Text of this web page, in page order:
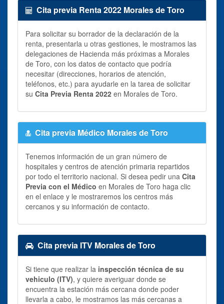
Cita previa Renta 2022 Morales de Toro
Para solicitar su borrador de la declaración de la
renta, presentarla u otras gestiones, le mostramos las
delegaciones de Hacienda más próximas a Morales
de Toro, con los datos de contacto que podría
necesitar (direcciones, horarios de atención,
teléfonos, etc.) para ayudarle en la tarea de solicitar
su Cita Previa Renta 2022 en Morales de Toro.
Cita previa Médico Morales de Toro
Tenemos información de un gran número de
hospitales y centros de atención primaria repartidos
por todo el territorio nacional. Si desea pedir una Cita
Previa con el Médico en Morales de Toro haga clic
en el enlace y le mostraremos los centros más
cercanos y su información de contacto.
Cita previa ITV Morales de Toro
Si tiene que realizar la inspección técnica de su
vehiculo (ITV), y quiere averiguar donde se
encuentra la estación más cercana donde poder
llevarla a cabo, le mostramos las más cercanas a